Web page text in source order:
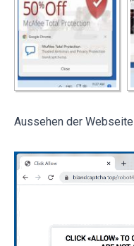
Aussehen der